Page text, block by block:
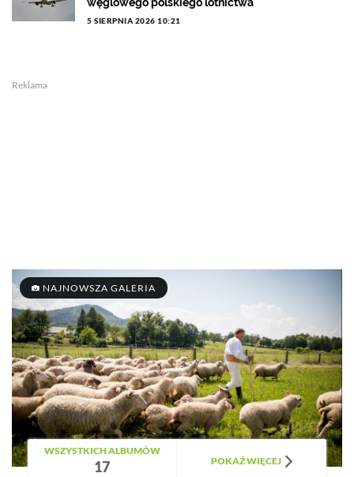
węglowego polskiego lotnictwa
5 SIERPNIA 2026 10:21
Reklama
NAJNOWSZA GALERIA
WSZYSTKICH ALBUMÓW
17 POKAŻ WIĘCEJ